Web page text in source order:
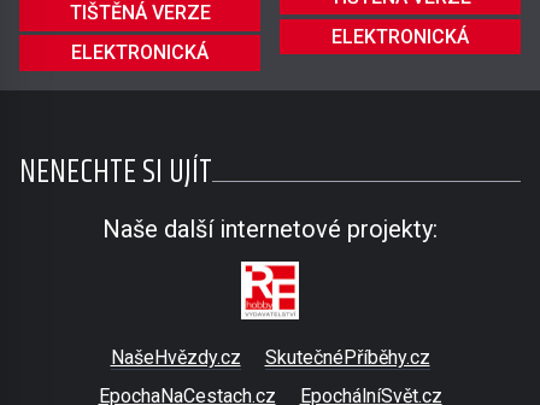
TIŠTĚNÁ VERZE
ELEKTRONICKÁ
ELEKTRONICKÁ
NENECHTE SI UJÍT
Naše další internetové projekty:
NašeHvězdy.cz
SkutečnéPříběhy.cz
EpochaNaCestach.cz
EpochálníSvět.cz